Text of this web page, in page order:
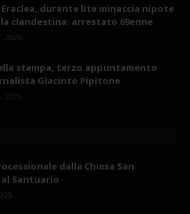
durante lite minaccia nipote
clandestina: arrestato 69enne
2026
stampa, terzo appuntamento
Giacinto Pipitone
2026
dalla Chiesa San
Santuario